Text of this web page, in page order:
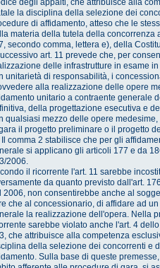
degli appalti, che attribuisce alla
la disciplina della selezione dei
di affidamento, atteso che le
materia della tutela della concorrenza
secondo comma, lettera e), della
art. 11 prevede che, per
delle infrastrutture in esame
unitarietà di responsabilità, i
alla realizzazione delle opere
unitario a contraente generale
della progettazione esecutiva e
qualsiasi mezzo delle opere
il progetto preliminare o il progetto
Il comma 2 stabilisce che per gli
si applicano gli articoli 177 e da
2006.
il ricorrente l'art. 11 sarebbe
da quanto previsto dall'art.
2006, non consentirebbe anche al
che al concessionario, di affidare ad
la realizzazione dell'opera. Nella
sarebbe violato anche l'art. 4
che attribuisce alla competenza
della selezione dei concorrenti e
Sulla base di queste